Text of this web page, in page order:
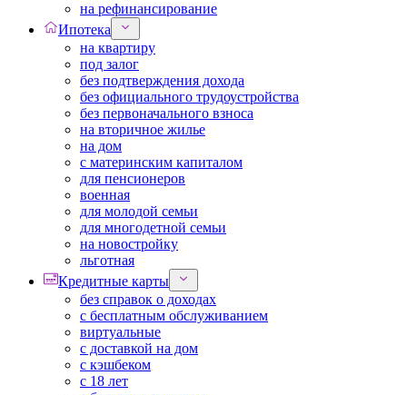
на рефинансирование
Ипотека
на квартиру
под залог
без подтверждения дохода
без официального трудоустройства
без первоначального взноса
на вторичное жилье
на дом
с материнским капиталом
для пенсионеров
военная
для молодой семьи
для многодетной семьи
на новостройку
льготная
Кредитные карты
без справок о доходах
с бесплатным обслуживанием
виртуальные
с доставкой на дом
с кэшбеком
с 18 лет